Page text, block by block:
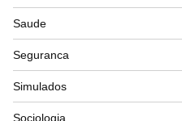
Saude
Seguranca
Simulados
Sociologia